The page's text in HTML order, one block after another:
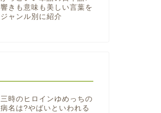
響きも意味も美しい言葉を
ジャンル別に紹介
三時のヒロインゆめっちの
病名は?やばいといわれる